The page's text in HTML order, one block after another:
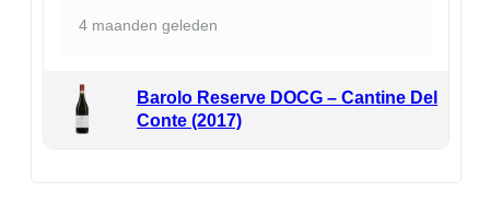
4 maanden geleden
Barolo Reserve DOCG – Cantine Del
Conte (2017)